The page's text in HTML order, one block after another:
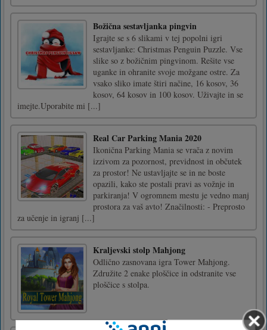
Božična sestavljanka pingvin
Igrajte se s 6 slikami v tej popolni igri
sestavljanke: Christmas Penguin Puzzle. Vse
slike so z božičnim pingvinom. Rešite vse
uganke in ohranite svoje možgane ostre. Za
vsako sliko imate štiri načine, 16 kosov, 36
kosov, 64 kosov in 100 kosov. Uživajte in se
imejte.Uporabite mi [...]
Real Car Parking Mania 2020
Ikonična Parking Mania se vrača z novim
izzivom za pozornost, previdnost in občutek
za prostor! Ne ustavljajte se in ne boste
opazili, kako ste postali pravi as vožnje in
parkiranja! V ogromnem mestu je vedno manj
prostora za vaš avto! Značilnosti: - Preprosto
za učenje in igranj [...]
Kraljevski stolp Mahjong
Odlično zasnovana igra Tower Mahjong.
Združite 2 enake ploščice in odstranite vse
ploščice s stolpa.